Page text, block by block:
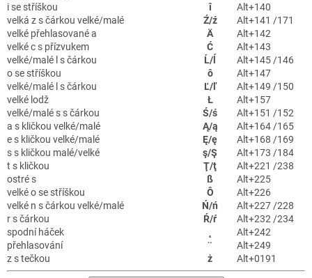
i se stříškou
î
Alt+140
velká z s čárkou velké/malé
Ź/ź
Alt+141 /171
velké přehlasované a
Ä
Alt+142
velké c s přízvukem
Ć
Alt+143
velké/malé l s čárkou
Ĺ/ĺ
Alt+145 /146
o se stříškou
ô
Alt+147
velké/malé l s čárkou
Ľ/ľ
Alt+149 /150
velké lodž
Ł
Alt+157
velké/malé s s čárkou
Ś/ś
Alt+151 /152
a s kličkou velké/malé
Ą/ą
Alt+164 /165
e s kličkou velké/malé
Ę/ę
Alt+168 /169
s s kličkou malé/velké
ş/Ş
Alt+173 /184
t s kličkou
Ţ/ţ
Alt+221 /238
ostré s
ß
Alt+225
velké o se stříškou
Ô
Alt+226
velké n s čárkou velké/malé
Ń/ń
Alt+227 /228
r s čárkou
Ŕ/ŕ
Alt+232 /234
spodní háček
Alt+242
přehlasování
¨
Alt+249
z s tečkou
ż Alt+0191